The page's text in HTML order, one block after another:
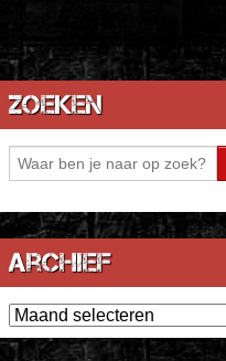
Zoeken
Archief
Archief